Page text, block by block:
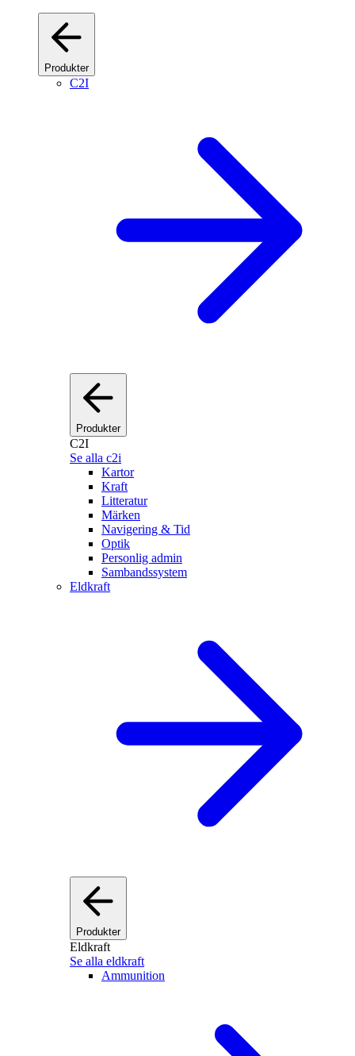
Produkter
C2I
Produkter
C2I
Se alla c2i
Kartor
Kraft
Litteratur
Märken
Navigering & Tid
Optik
Personlig admin
Sambandssystem
Eldkraft
Produkter
Eldkraft
Se alla eldkraft
Ammunition